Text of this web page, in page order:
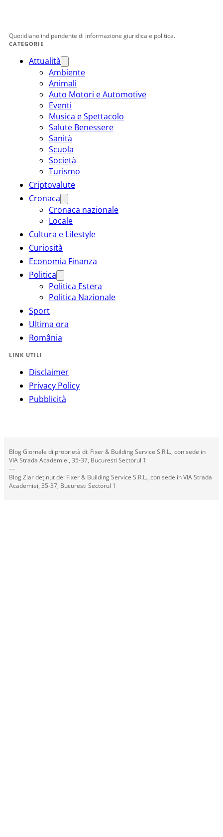
Quotidiano indipendente di informazione giuridica e politica.
CATEGORIE
Attualità
Ambiente
Animali
Auto Motori e Automotive
Eventi
Musica e Spettacolo
Salute Benessere
Sanità
Scuola
Società
Turismo
Criptovalute
Cronaca
Cronaca nazionale
Locale
Cultura e Lifestyle
Curiosità
Economia Finanza
Politica
Politica Estera
Politica Nazionale
Sport
Ultima ora
România
LINK UTILI
Disclaimer
Privacy Policy
Pubblicità
Blog Giornale di proprietà di: Fixer & Building Service S.R.L., con sede in
VIA Strada Academiei, 35-37, Bucuresti Sectorul 1
---
Blog Ziar deținut de: Fixer & Building Service S.R.L., con sede in VIA Strada
Academiei, 35-37, Bucuresti Sectorul 1